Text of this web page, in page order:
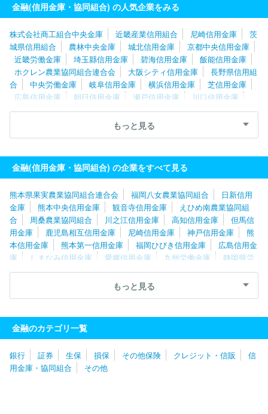
金融(信用金庫・協同組合) の人気企業をみる
株式会社商工組合中央金庫 近畿産業信用組合 尼崎信用金庫
茨
城県信用組合
農林中央金庫 城北信用金庫
京都中央信用金庫
近畿労働金庫
埼玉縣信用金庫 碧海信用金庫
飯能信用金庫
ホクレン農業協同組合連合会
大阪シティ信用金庫
長野県信用組
合
中央労働金庫 岐阜信用金庫 横浜信用金庫
芝信用金庫
広島信用金庫
朝日信用金庫 瀬戸信用金庫
川口信用金庫
京都信用金庫
九州労働金庫 静清信用金庫
高知信用金庫
大阪貯蓄信用組合 とぴあ浜松農業協同組合
日
新信用金庫
もっと見る
金融(信用金庫・協同組合) の企業をすべて見る
熊本県果実農業協同組合連合会 福岡八女農業協同組合
日新信用
金庫
熊本中央信用金庫 観音寺信用金庫
えひめ南農業協同組
合
周桑農業協同組合 川之江信用金庫 高知信用金庫
但馬信
用金庫
鹿児島相互信用金庫 尼崎信用金庫 神戸信用金庫
熊
本信用金庫
熊本第一信用金庫 福岡ひびき信用金庫
広島信用金
庫
しまなみ信用金庫 愛媛信用金庫 九州労働金庫
静岡県労
働金庫
京都信用金庫 静清信用金庫 三島信用金庫
近畿産業
あいち豊田農業協同組合 アルプス中央信用金庫
石動
信用金庫
信用金庫
松本信用金庫 湖東信用金庫 京都農業協同組合
近
畿労働金庫
瀬戸信用金庫
業協同組合
八幡信用金庫 あづみ農業協同組合
豊橋信用金庫
とぴあ浜松農業協同組合
もっと見る
金融のカテゴリ一覧
銀行 証券 生保 損保 その他保険 クレジット・信販
信
用金庫・協同組合
その他